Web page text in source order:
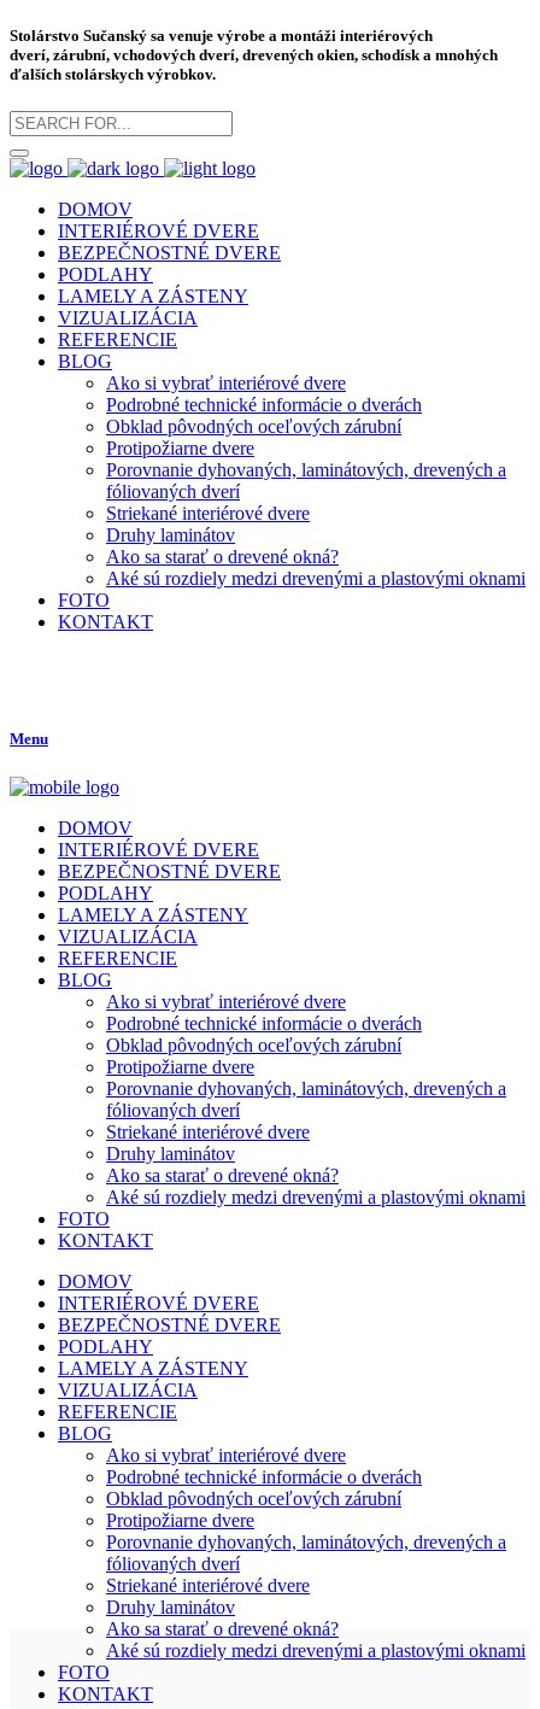
Stolárstvo Sučanský sa venuje výrobe a montáži interiérových
dverí, zárubní, vchodových dverí, drevených okien, schodísk a mnohých
ďalších stolárskych výrobkov.
DOMOV
INTERIÉROVÉ DVERE
BEZPEČNOSTNÉ DVERE
PODLAHY
LAMELY A ZÁSTENY
VIZUALIZÁCIA
REFERENCIE
BLOG
Ako si vybrať interiérové dvere
Podrobné technické informácie o dverách
Obklad pôvodných oceľových zárubní
Protipožiarne dvere
Porovnanie dyhovaných, laminátových, drevených a
fóliovaných dverí
Striekané interiérové dvere
Druhy laminátov
Ako sa starať o drevené okná?
Aké sú rozdiely medzi drevenými a plastovými oknami
FOTO
KONTAKT
Menu
DOMOV
INTERIÉROVÉ DVERE
BEZPEČNOSTNÉ DVERE
PODLAHY
LAMELY A ZÁSTENY
VIZUALIZÁCIA
REFERENCIE
BLOG
Ako si vybrať interiérové dvere
Podrobné technické informácie o dverách
Obklad pôvodných oceľových zárubní
Protipožiarne dvere
Porovnanie dyhovaných, laminátových, drevených a
fóliovaných dverí
Striekané interiérové dvere
Druhy laminátov
Ako sa starať o drevené okná?
Aké sú rozdiely medzi drevenými a plastovými oknami
FOTO
KONTAKT
DOMOV
INTERIÉROVÉ DVERE
BEZPEČNOSTNÉ DVERE
PODLAHY
LAMELY A ZÁSTENY
VIZUALIZÁCIA
REFERENCIE
BLOG
Ako si vybrať interiérové dvere
Podrobné technické informácie o dverách
Obklad pôvodných oceľových zárubní
Protipožiarne dvere
Porovnanie dyhovaných, laminátových, drevených a
fóliovaných dverí
Striekané interiérové dvere
Druhy laminátov
Ako sa starať o drevené okná?
Aké sú rozdiely medzi drevenými a plastovými oknami
FOTO
KONTAKT